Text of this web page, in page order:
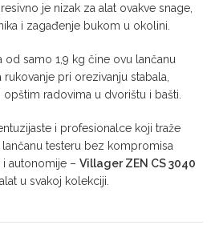
je nizak za alat ovakve snage,
i zagađenje bukom u okolini.
od samo 1,9 kg čine ovu lančanu
pri orezivanju stabala,
radovima u dvorištu i bašti.
i profesionalce koji traže
testeru bez kompromisa
autonomije – Villager ZEN CS 3040
u svakoj kolekciji.